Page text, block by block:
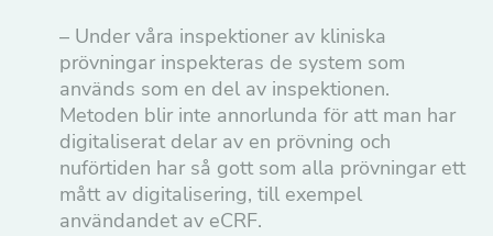
– Under våra inspektioner av kliniska
prövningar inspekteras de system som
används som en del av inspektionen.
Metoden blir inte annorlunda för att man har
digitaliserat delar av en prövning och
nuförtiden har så gott som alla prövningar ett
mått av digitalisering, till exempel
användandet av eCRF.